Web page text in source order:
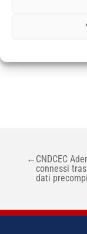
NAVIGAZIONE
ARTICOLI
← CNDCEC
connessi
dati